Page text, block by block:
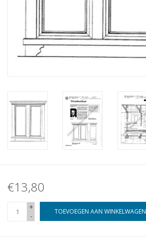
ABONNEMENT DE
MODELBOUWER
Bouwbeschrijvingen
€13,80
+
-
TOEVOEGEN AAN WINKELWAGEN